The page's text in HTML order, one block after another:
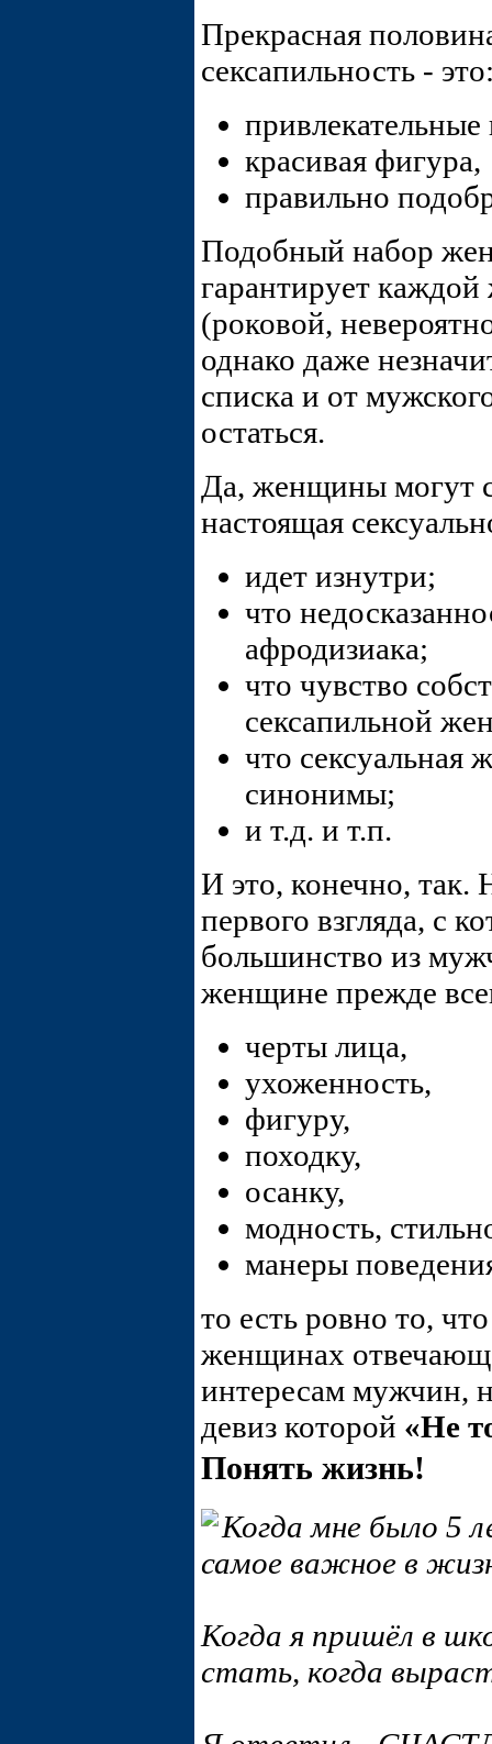
Прекрасная
сексапильность -
красивая фигура,
правильно
Подобный набор
гарантирует
(роковой,
однако даже
списка и от
остаться.
Да, женщины могут
настоящая
идет изнутри;
что
афродизиака;
что чувство
сексапильной
что сексуальная
синонимы;
и т.д. и т.п.
И это, конечно, так.
первого взгляда, с
большинство из
женщине прежде
черты лица,
ухоженность,
фигуру,
походку,
осанку,
модность,
манеры
то есть ровно то,
женщинах
интересам мужчин,
девиз которой «Не
Понять жизнь!
Когда мне было 5
самое важное в
Когда я пришёл в
стать, когда